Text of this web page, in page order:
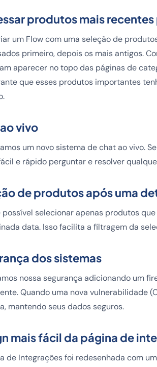
produtos mais
um Flow com uma seleção de
primeiro, depois os mais antigos.
aparecer no topo das páginas de
que esses produtos importantes
vivo
um novo sistema de chat ao vivo.
e rápido perguntar e resolver
de produtos após uma
possível selecionar apenas produtos
data. Isso facilita a filtragem da
dos sistemas
nossa segurança adicionando um
Quando uma nova vulnerabilidade
mantendo seus dados seguros.
mais fácil da página de
de Integrações foi redesenhada com